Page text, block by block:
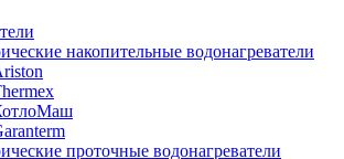
накопительные водонагреватели
проточные водонагреватели